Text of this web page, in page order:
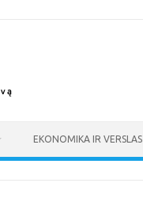
EKONOMIKA IR VERSLAS